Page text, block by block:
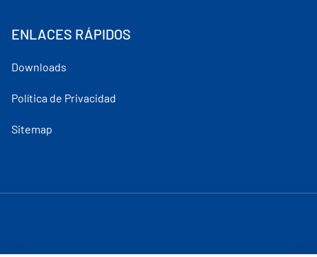
ENLACES RÁPIDOS
Downloads
Política de Privacidad
Sitemap